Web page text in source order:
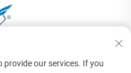
машиналары
сақталған. -Жекелік
provide our services. If you